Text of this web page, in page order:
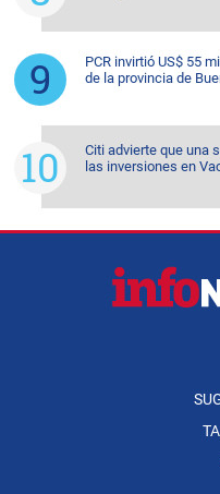
PCR invirtió US$ 55
de la provincia de
Citi advierte que una
las inversiones en